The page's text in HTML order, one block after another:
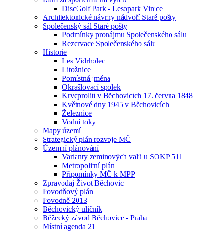
DiscGolf Park - Lesopark Vinice
Architektonické návrhy nádvoří Staré pošty
Společenský sál Staré pošty
Podmínky pronájmu Společenského sálu
Rezervace Společenského sálu
Historie
Les Vidrholec
Litožnice
Pomístná jména
Okrašlovací spolek
Krveprolití v Běchovicích 17. června 1848
Květnové dny 1945 v Běchovicích
Železnice
Vodní toky
Mapy území
Strategický plán rozvoje MČ
Územní plánování
Varianty zeminových valů u SOKP 511
Metropolitní plán
Připomínky MČ k MPP
Zpravodaj Život Běchovic
Povodňový plán
Povodně 2013
Běchovický uličník
Běžecký závod Běchovice - Praha
Místní agenda 21